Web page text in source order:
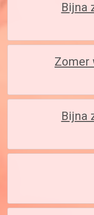
Bijna
Zomer
Bijna